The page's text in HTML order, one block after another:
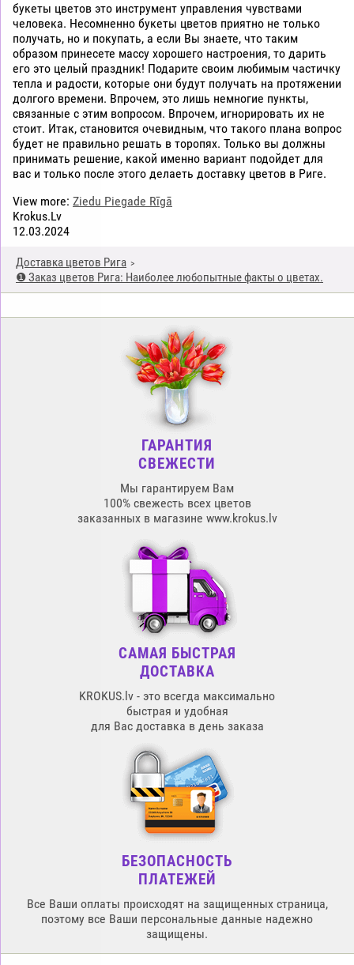
Доставка цветов Рига
❶ Заказ цветов Рига: Наиболее любопытные факты о цветах.
букеты цветов это инструмент управления чувствами
человека. Несомненно букеты цветов приятно не только
получать, но и покупать, а если Вы знаете, что таким
образом принесете массу хорошего настроения, то дарить
его это целый праздник! Подарите своим любимым частичку
тепла и радости, которые они будут получать на протяжении
долгого времени. Впрочем, это лишь немногие пункты,
связанные с этим вопросом. Впрочем, игнорировать их не
стоит. Итак, становится очевидным, что такого плана вопрос
будет не правильно решать в торопях. Только вы должны
принимать решение, какой именно вариант подойдет для
вас и только после этого делаеть доставку цветов в Риге.
View more: Ziedu Piegade Rīgā
Krokus.Lv
12.03.2024
ГАРАНТИЯ
СВЕЖЕСТИ
Мы гарантируем Вам
100% свежесть всех цветов
заказанных в магазине www.krokus.lv
САМАЯ БЫСТРАЯ
ДОСТАВКА
KROKUS.lv - это всегда максимально
быстрая и удобная
для Вас доставка в день заказа
БЕЗОПАСНОСТЬ
ПЛАТЕЖЕЙ
Все Ваши оплаты происходят на защищенных страница,
поэтому все Ваши персональные данные надежно
защищены.